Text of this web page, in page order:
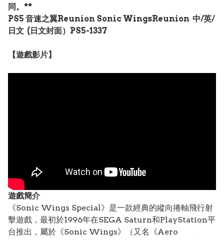
同。**
PS5 音速之翼Reunion Sonic WingsReunion 中/英/
日文 (日文封面）PS5-1337
【遊戲影片】
遊戲簡介
《Sonic Wings Special》是一款經典的縱向捲軸飛行射
擊遊戲，最初於1996年在SEGA Saturn和PlayStation平
台推出，屬於《Sonic Wings》（又名《Aero